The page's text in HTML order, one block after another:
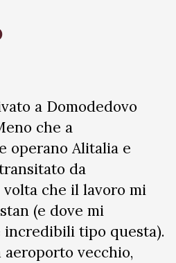
a Domodedovo
che a
operano Alitalia e
da
volta che il lavoro mi
(e dove mi
incredibili tipo questa).
aeroporto vecchio,